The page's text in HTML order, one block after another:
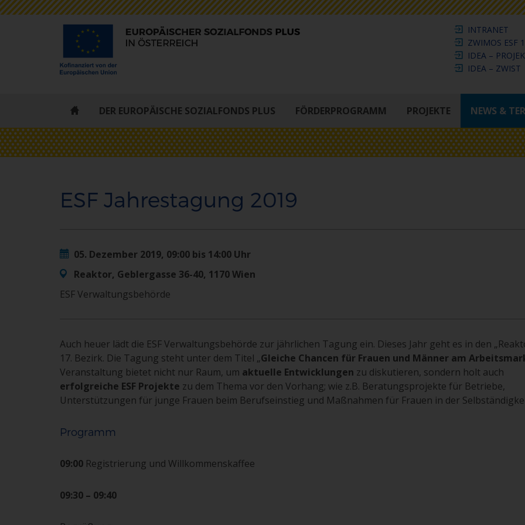
INTRANET
ZWIMOS ESF
IDEA –
IDEA – ZWIST
ESF
STARTSEITE
DER EUROPÄISCHE SOZIALFONDS PLUS FÖRDERPROGRAMM PROJEKTE NEWS &
ESF Jahrestagung 2019
05. Dezember 2019, 09:00 bis 14:00 Uhr
Reaktor, Geblergasse 36-40, 1170 Wien
ESF Verwaltungsbehörde
Auch heuer lädt die ESF Verwaltungsbehörde zur jährlichen Tagung ein. Dieses Jahr geht es in den
17. Bezirk. Die Tagung steht unter dem Titel „Gleiche Chancen für Frauen und Männer am
Veranstaltung bietet nicht nur Raum, um aktuelle Entwicklungen zu diskutieren, sondern holt auch
erfolgreiche ESF Projekte zu dem Thema vor den Vorhang; wie z.B. Beratungsprojekte für Betriebe,
Unterstützungen für junge Frauen beim Berufseinstieg und Maßnahmen für Frauen in der
Programm
09:00 Registrierung und Willkommenskaffee
09:30 – 09:40